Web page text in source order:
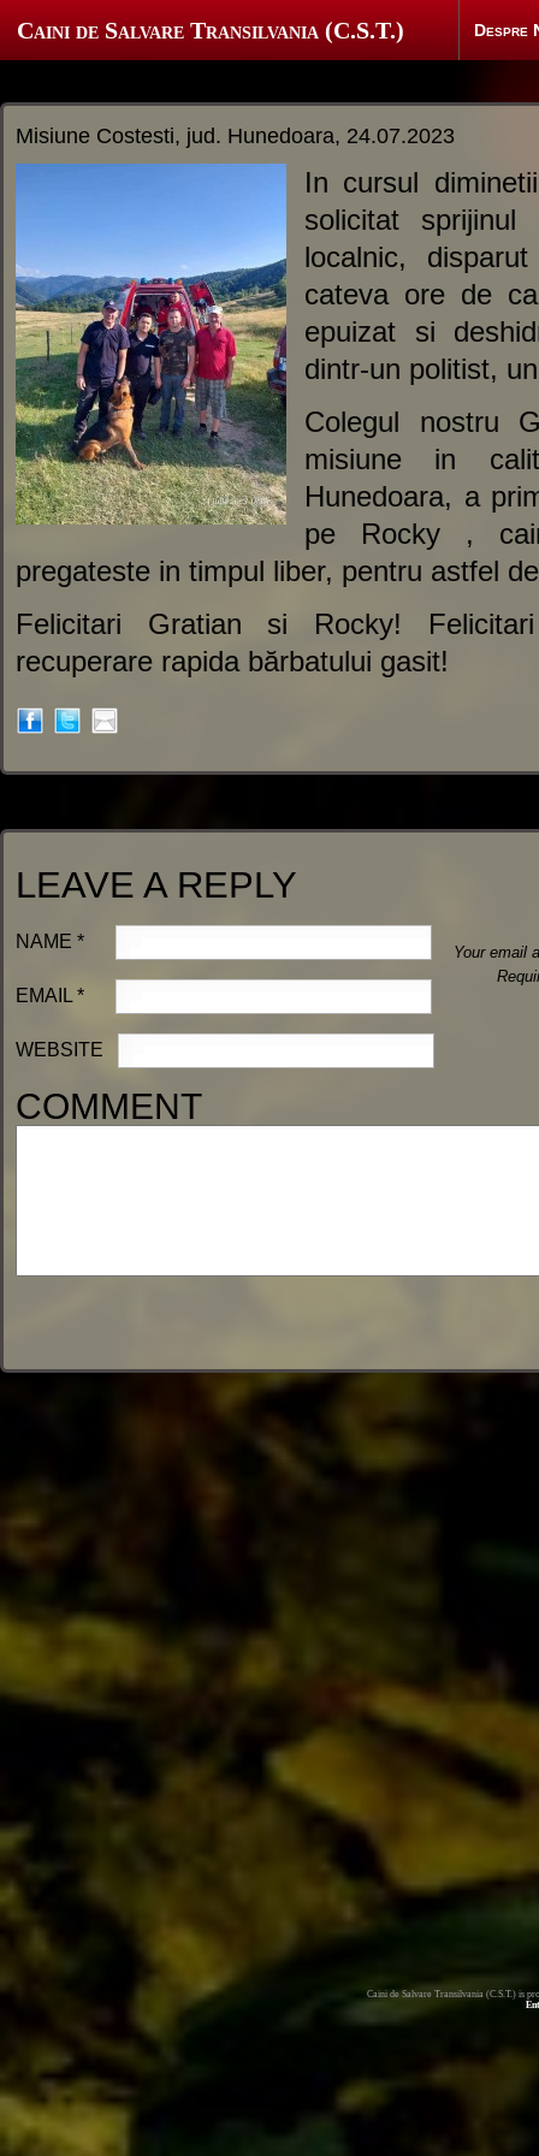
Misiune Costesti, jud. Hunedoara, 24.07.2023
In cursul
solicitat
localnic,
cateva ore de
epuizat si
dintr-un politist,
Colegul nostru
misiune in
Hunedoara, a
pe Rocky ,
pregateste in timpul liber, pentru astfel
Felicitari Gratian si Rocky!
recuperare rapida bărbatului gasit!
LEAVE A REPLY
Your email
NAME *
EMAIL *
WEBSITE
COMMENT
Caini de Salvare Transilvania (C.S.T.) is
Despre
Caini de Salvare Transilvania (C.S.T.)